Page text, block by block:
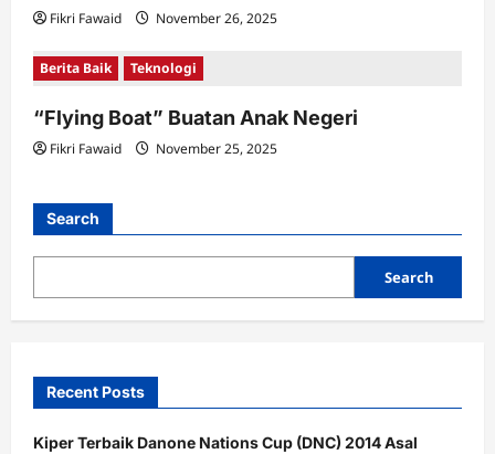
Fikri Fawaid November 26, 2025
Berita Baik Teknologi
“Flying Boat” Buatan Anak Negeri
Fikri Fawaid November 25, 2025
Search
Search
Recent Posts
Kiper Terbaik Danone Nations Cup (DNC) 2014 Asal